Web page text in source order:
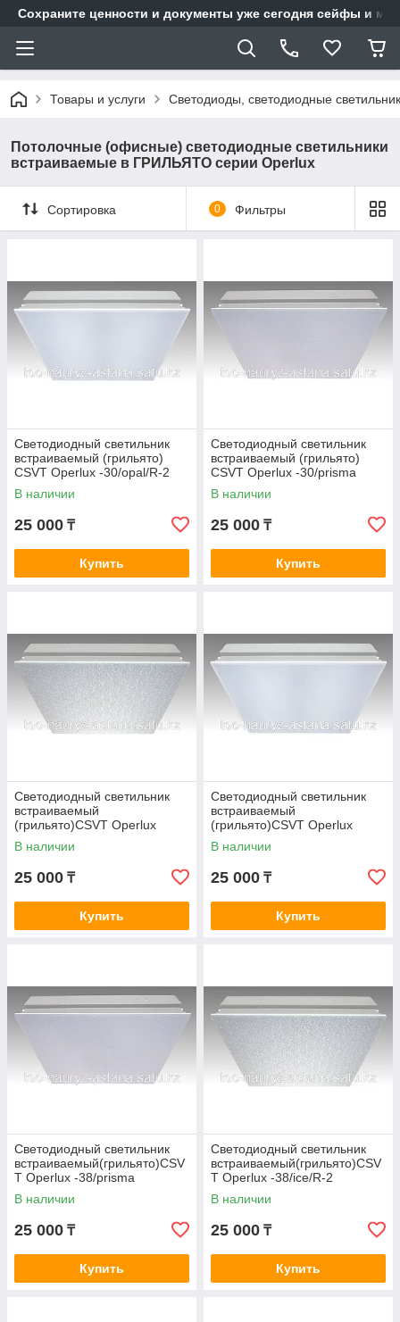
Сохраните ценности и документы уже сегодня сейфы и
Товары и услуги Светодиоды, светодиодные
Потолочные (офисные) светодиодные светильники
встраиваемые в ГРИЛЬЯТО серии Operlux
Сортировка 0 Фильтры
Cветодиодный светильник
встраиваемый (грильято)
CSVT Operlux -30/opal/R-2
В наличии
25 000 ₸
Купить
Светодиодный светильник
встраиваемый (грильято)
CSVT Operlux -30/prisma
В наличии
25 000 ₸
Купить
Светодиодный светильник
встраиваемый
(грильято)CSVT Operlux
-30/ice/R-1
В наличии
25 000 ₸
Купить
Светодиодный светильник
встраиваемый
(грильято)CSVT Operlux
-38/opal/R-2
В наличии
25 000 ₸
Купить
Светодиодный светильник
встраиваемый(грильято)CSV
T Operlux -38/prisma
В наличии
25 000 ₸
Купить
Светодиодный светильник
встраиваемый(грильято)CSV
T Operlux -38/ice/R-2
В наличии
25 000 ₸
Купить